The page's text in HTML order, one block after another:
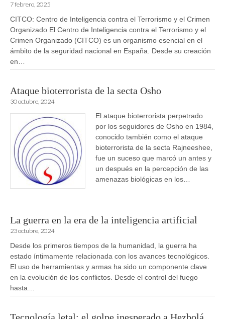
7 febrero, 2025
CITCO: Centro de Inteligencia contra el Terrorismo y el Crimen
Organizado El Centro de Inteligencia contra el Terrorismo y el
Crimen Organizado (CITCO) es un organismo esencial en el
ámbito de la seguridad nacional en España. Desde su creación
en…
Ataque bioterrorista de la secta Osho
30 octubre, 2024
El ataque bioterrorista perpetrado
por los seguidores de Osho en 1984,
conocido también como el ataque
bioterrorista de la secta Rajneeshee,
fue un suceso que marcó un antes y
un después en la percepción de las
amenazas biológicas en los…
La guerra en la era de la inteligencia artificial
23 octubre, 2024
Desde los primeros tiempos de la humanidad, la guerra ha
estado íntimamente relacionada con los avances tecnológicos.
El uso de herramientas y armas ha sido un componente clave
en la evolución de los conflictos. Desde el control del fuego
hasta…